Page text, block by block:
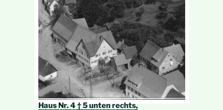
Haus Nr. 4 † 5 unten rechts,